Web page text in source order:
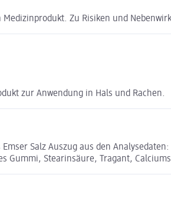
Zu Risiken und
zur Anwendung in Hals und Rachen.
Salz Auszug aus den
Gummi, Stearinsäure, Tragant,